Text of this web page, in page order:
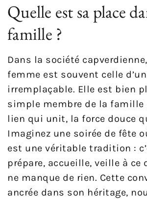
Quelle est sa place
famille ?
Dans la société
femme est souvent celle
irremplaçable. Elle est bien
simple membre de la famille
lien qui unit, la force douce
Imaginez une soirée de fête
est une véritable tradition :
prépare, accueille, veille à ce
ne manque de rien. Cette
ancrée dans son héritage,